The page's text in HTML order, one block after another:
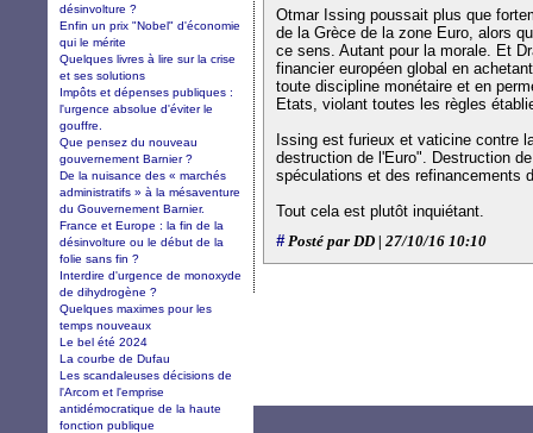
Otmar Issing poussait plus que
de la Grèce de la zone Euro, alors
ce sens. Autant pour la morale. Et
financier européen global en
toute discipline monétaire et en
Etats, violant toutes les règles
Issing est furieux et vaticine contre
destruction de l'Euro". Destruction
spéculations et des refinancements
Tout cela est plutôt inquiétant.
#Posté par DD | 27/10/16 10:10
désinvolture ?
Enfin un prix "Nobel" d'économie
qui le mérite
Quelques livres à lire sur la crise
et ses solutions
Impôts et dépenses publiques :
l'urgence absolue d'éviter le
gouffre.
Que pensez du nouveau
gouvernement Barnier ?
De la nuisance des « marchés
administratifs » à la mésaventure
du Gouvernement Barnier.
France et Europe : la fin de la
désinvolture ou le début de la
folie sans fin ?
Interdire d'urgence de monoxyde
de dihydrogène ?
Quelques maximes pour les
temps nouveaux
Le bel été 2024
La courbe de Dufau
Les scandaleuses décisions de
l'Arcom et l'emprise
antidémocratique de la haute
fonction publique